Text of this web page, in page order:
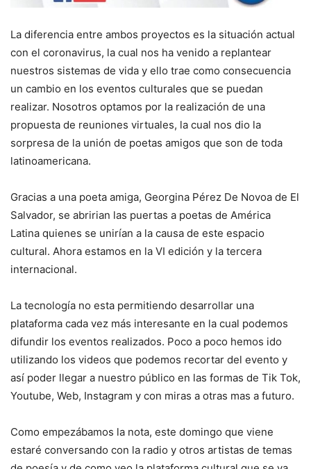
La diferencia entre ambos proyectos es la situación actual
con el coronavirus, la cual nos ha venido a replantear
nuestros sistemas de vida y ello trae como consecuencia
un cambio en los eventos culturales que se puedan
realizar. Nosotros optamos por la realización de una
propuesta de reuniones virtuales, la cual nos dio la
sorpresa de la unión de poetas amigos que son de toda
latinoamericana.
Gracias a una poeta amiga, Georgina Pérez De Novoa de El
Salvador, se abririan las puertas a poetas de América
Latina quienes se unirían a la causa de este espacio
cultural. Ahora estamos en la VI edición y la tercera
internacional.
La tecnología no esta permitiendo desarrollar una
plataforma cada vez más interesante en la cual podemos
difundir los eventos realizados. Poco a poco hemos ido
utilizando los videos que podemos recortar del evento y
así poder llegar a nuestro público en las formas de Tik Tok,
Youtube, Web, Instagram y con miras a otras mas a futuro.
Como empezábamos la nota, este domingo que viene
estaré conversando con la radio y otros artistas de temas